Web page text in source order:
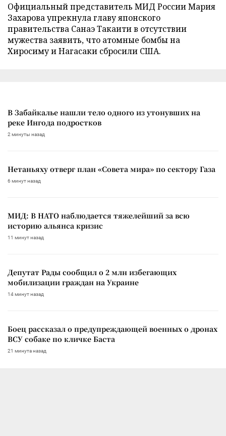
Официальный представитель МИД России Мария
Захарова упрекнула главу японского
правительства Санаэ Такаити в отсутствии
мужества заявить, что атомные бомбы на
Хиросиму и Нагасаки сбросили США.
В Забайкалье нашли тело одного из утонувших на
реке Ингода подростков
2 минуты назад
Нетаньяху отверг план «Совета мира» по сектору Газа
6 минут назад
МИД: В НАТО наблюдается тяжелейший за всю
историю альянса кризис
11 минут назад
Депутат Рады сообщил о 2 млн избегающих
мобилизации граждан на Украине
14 минут назад
Боец рассказал о предупреждающей военных о дронах
ВСУ собаке по кличке Баста
21 минута назад